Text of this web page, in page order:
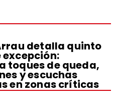
detalla quinto
toques de queda,
y escuchas
en zonas críticas